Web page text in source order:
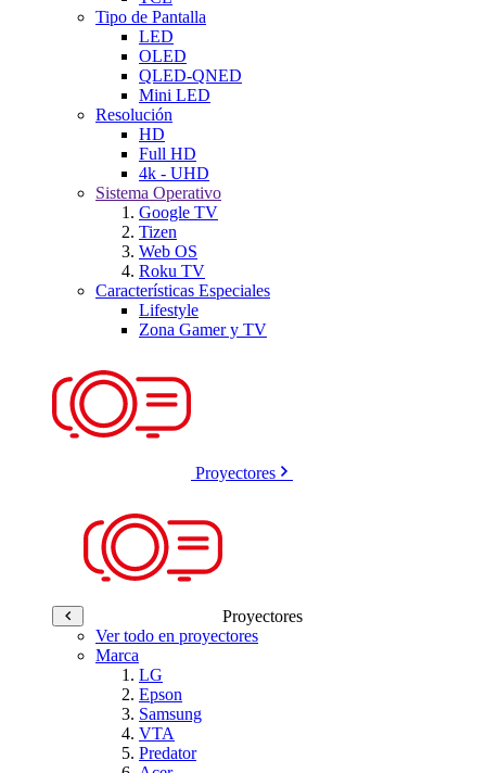
Tipo de Pantalla
LED
OLED
QLED-QNED
Mini LED
Resolución
HD
Full HD
4k - UHD
Sistema Operativo
Google TV
Tizen
Web OS
Roku TV
Características Especiales
Lifestyle
Zona Gamer y TV
Proyectores
Proyectores
Ver todo en proyectores
Marca
LG
Epson
Samsung
VTA
Predator